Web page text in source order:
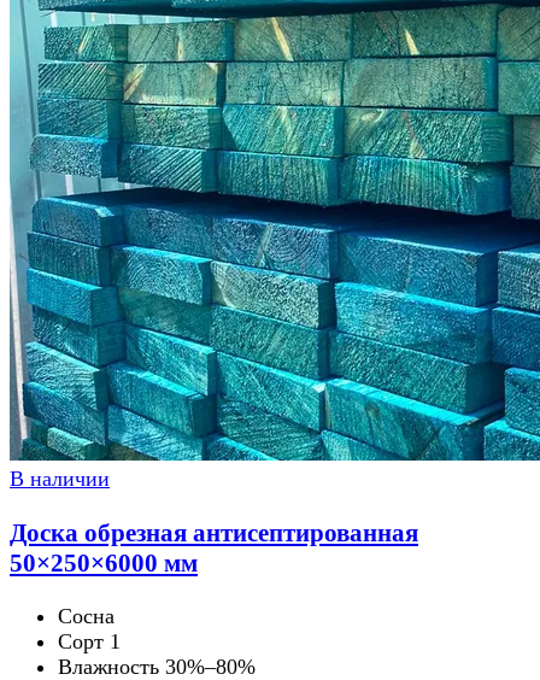
В наличии
Доска обрезная антисептированная
50×250×6000 мм
Сосна
Сорт 1
Влажность 30%–80%